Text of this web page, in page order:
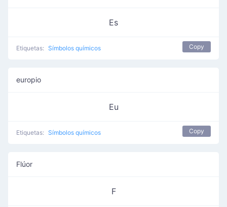
Es
Etiquetas: Símbolos químicos Copy
europio
Eu
Etiquetas: Símbolos químicos Copy
Flúor
F